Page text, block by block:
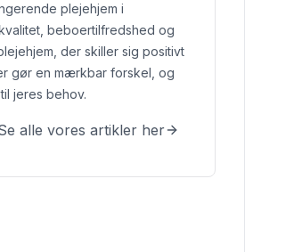
plejehjem i
beboertilfredshed og
der skiller sig positivt
gør en mærkbar forskel, og
jeres behov.
alle vores artikler her